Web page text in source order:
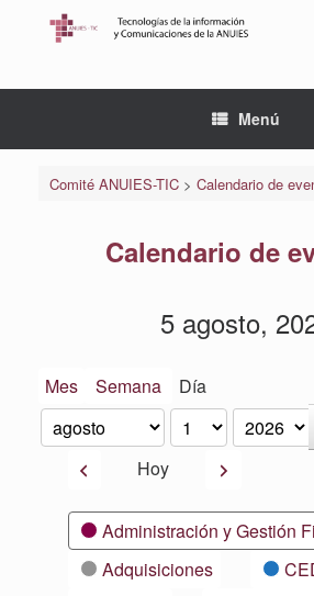
Menú
Comité ANUIES-TIC> Calendario de
Calendario de
5 agosto,
Mes Semana Día
Mes
Día
Año
AnteriorHoy Siguiente
CategoríasAdministración y Gestión
Adquisiciones